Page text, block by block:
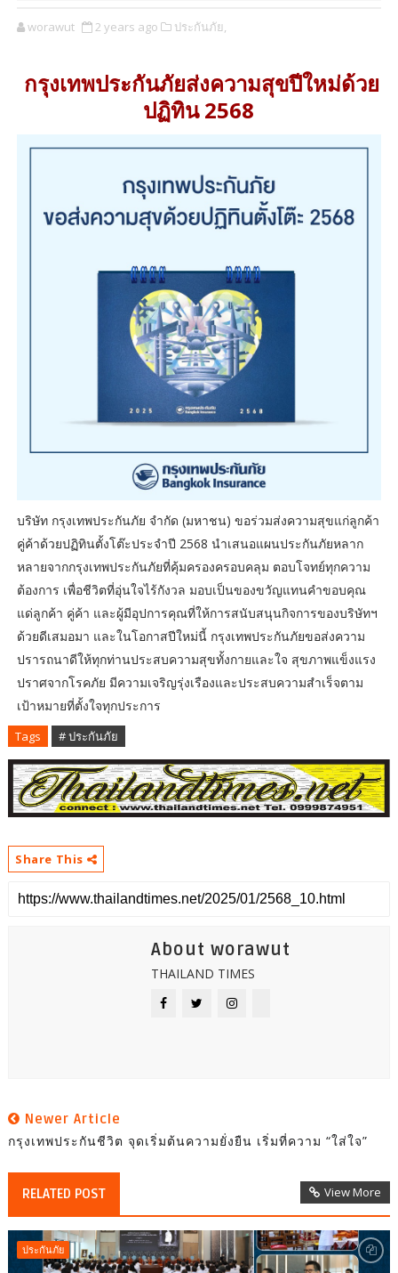
worawut 2 years ago ประกันภัย,
กรุงเทพประกันภัยส่งความสุขปีใหม่ด้วย
ปฏิทิน 2568
บริษัท กรุงเทพประกันภัย จำกัด (มหาชน) ขอร่วมส่งความสุขแก่ลูกค้า
คู่ค้าด้วยปฏิทินตั้งโต๊ะประจำปี 2568 นำเสนอแผนประกันภัยหลาก
หลายจากกรุงเทพประกันภัยที่คุ้มครองครอบคลุม ตอบโจทย์ทุกความ
ต้องการ เพื่อชีวิตที่อุ่นใจไร้กังวล มอบเป็นของขวัญแทนคำขอบคุณ
แด่ลูกค้า คู่ค้า และผู้มีอุปการคุณที่ให้การสนับสนุนกิจการของบริษัทฯ
ด้วยดีเสมอมา และในโอกาสปีใหม่นี้ กรุงเทพประกันภัยขอส่งความ
ปรารถนาดีให้ทุกท่านประสบความสุขทั้งกายและใจ สุขภาพแข็งแรง
ปราศจากโรคภัย มีความเจริญรุ่งเรืองและประสบความสำเร็จตาม
เป้าหมายที่ตั้งใจทุกประการ
Tags # ประกันภัย
Share This
About worawut
THAILAND TIMES
Newer Article
กรุงเทพประกันชีวิต จุดเริ่มต้นความยั่งยืน เริ่มที่ความ “ใส่ใจ”
RELATED POST View More
ประกันภัย